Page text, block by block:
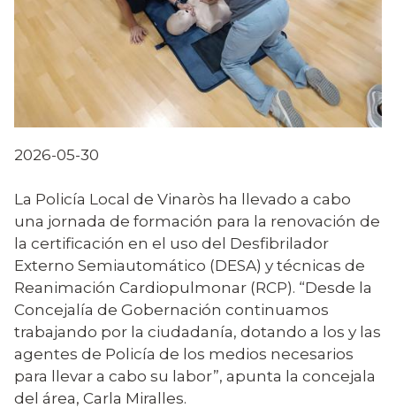
2026-05-30
La Policía Local de Vinaròs ha llevado a cabo
una jornada de formación para la renovación de
la certificación en el uso del Desfibrilador
Externo Semiautomático (DESA) y técnicas de
Reanimación Cardiopulmonar (RCP). “Desde la
Concejalía de Gobernación continuamos
trabajando por la ciudadanía, dotando a los y las
agentes de Policía de los medios necesarios
para llevar a cabo su labor”, apunta la concejala
del área, Carla Miralles.